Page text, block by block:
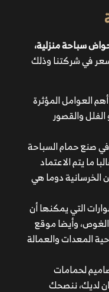
صنع حمام السباحة
ما يتم الاعتماد على
دوما هي الخيار
التي يمكنها أن تزيد
وأيضا موقع حمام
والعمالة
لحمامات السباحة
بالتواصل مع
سباحة منزلية،
في شركتنا وذلك
العوامل المؤثرة
والقصور
في صنع حمام السباحة
ما يتم الاعتماد
الخرسانية دوما هي
التي يمكنها أن
الغوص، وأيضا موقع
المعدات والعمالة
لحمامات
لديك، ننصحك